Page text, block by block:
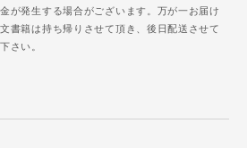
が発生する場合がございます。万が一お届け
書籍は持ち帰りさせて頂き、後日配送させて
さい。